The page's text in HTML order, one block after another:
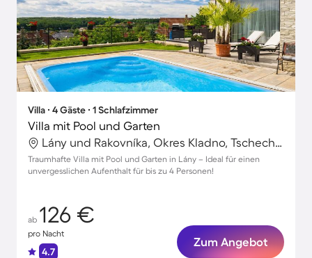
Villa ∙ 4 Gäste ∙ 1 Schlafzimmer
Villa mit Pool und Garten
Lány und Rakovníka, Okres Kladno, Tschechische Republik
Traumhafte Villa mit Pool und Garten in Lány – Ideal für einen
unvergesslichen Aufenthalt für bis zu 4 Personen!
ab 126 €
pro Nacht
4.7
Zum Angebot